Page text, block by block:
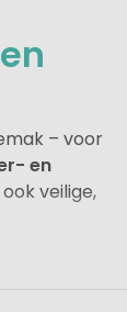
– voor
en
veilige,
tot
van de